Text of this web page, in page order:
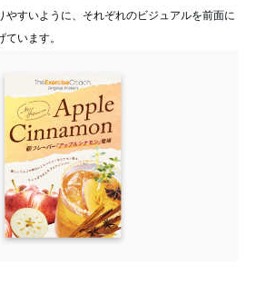
やすいように、それぞれのビジュアルを前面に
います。